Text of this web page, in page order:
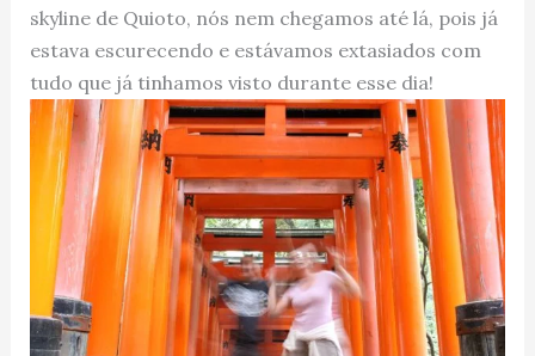
skyline de Quioto, nós nem chegamos até lá, pois já
estava escurecendo e estávamos extasiados com
tudo que já tinhamos visto durante esse dia!